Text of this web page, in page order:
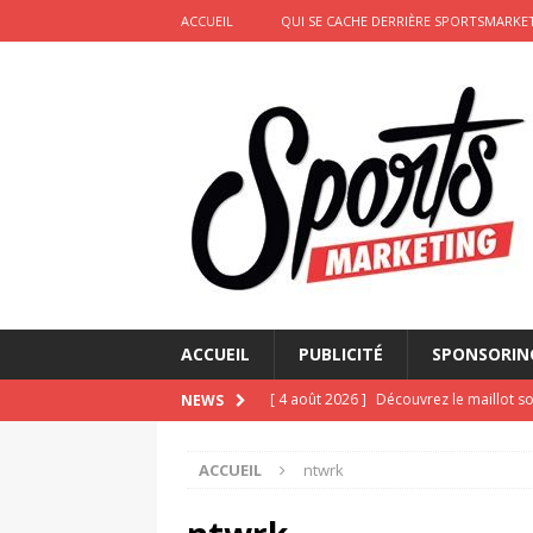
ACCUEIL QUI SE CACHE DERRIÈRE
ACCUEIL PUBLICITÉ
NEWS [ 4 août 2026 ] Découvrez le maillot
[ 2 août 2026 ]
[ 2 août 2026 ]
ACCUEIL ntwrk